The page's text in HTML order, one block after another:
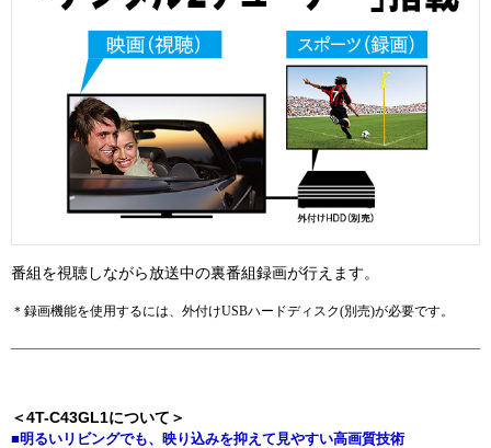
＜4T-C43GL1について＞
■明るいリビングでも、映り込みを抑えて見やすい高画質技術